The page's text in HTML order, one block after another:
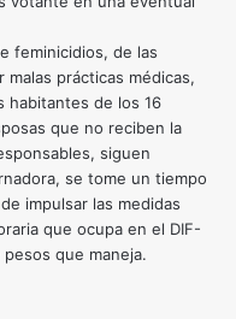
feminicidios, de las
prácticas médicas,
habitantes de los 16
que no reciben la
siguen
se tome un tiempo
impulsar las medidas
que ocupa en el DIF-
que maneja.